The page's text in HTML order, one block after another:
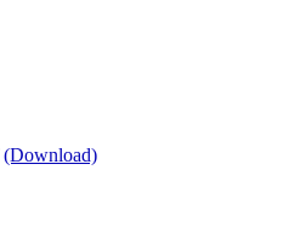
(Download)